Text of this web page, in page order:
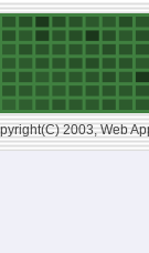
2003, Web